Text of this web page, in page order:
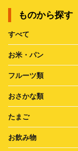
ものから探す
すべて
お米・パン
フルーツ類
おさかな類
たまご
お飲み物